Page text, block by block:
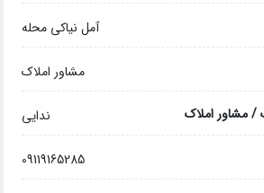
آمل نیاکی محله
مشاور املاک
/ مشاور املاک ندایی
09119165285